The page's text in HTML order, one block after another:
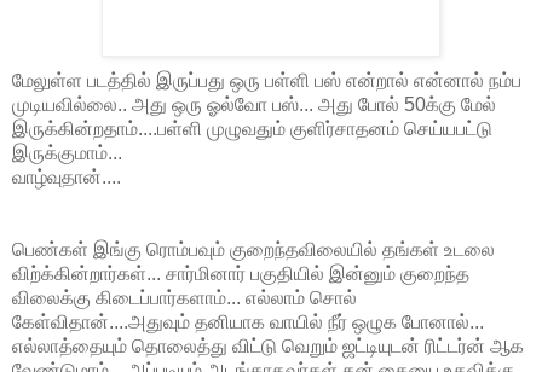
மேலுள்ள படத்தில் இருப்பது ஒரு பள்ளி பஸ் என்றால் என்னால் நம்ப
முடியவில்லை.. அது ஒரு ஓல்வோ பஸ்... அது போல் 50க்கு மேல்
இருக்கின்றதாம்....பள்ளி முழுவதும் குளிர்சாதனம் செய்யபட்டு
இருக்குமாம்...
வாழ்வுதான்....
பெண்கள் இங்கு ரொம்பவும் குறைந்தவிலையில் தங்கள் உடலை
விற்க்கின்றார்கள்... சார்மினார் பகுதியில் இன்னும் குறைந்த
விலைக்கு கிடைப்பார்களாம்... எல்லாம் சொல்
கேள்விதான்....அதுவும் தனியாக வாயில் நீர் ஒழுக போனால்...
எல்லாத்தையும் தொலைத்து விட்டு வெறும் ஜட்டியுடன் ரிட்டர்ன் ஆக